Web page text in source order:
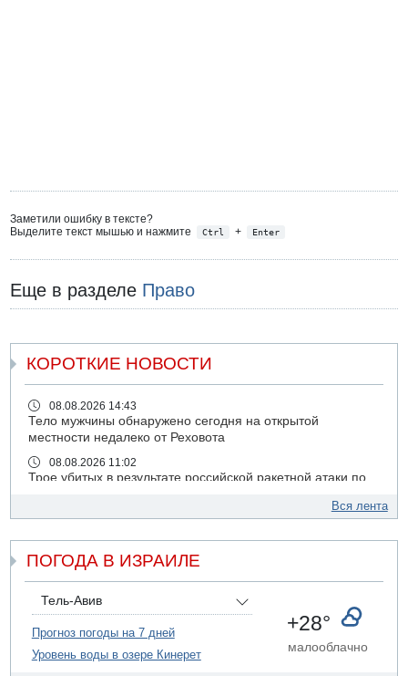
Заметили ошибку в тексте?
Выделите текст мышью и нажмите
Ctrl + Enter
Еще в разделе Право
КОРОТКИЕ НОВОСТИ
08.08.2026 14:43
Тело мужчины обнаружено сегодня на открытой
местности недалеко от Реховота
08.08.2026 11:02
Трое убитых в результате российской ракетной атаки по
07.08.2026 20:43
07.08.2026 20:41
Ynet: "Хизбалла" запустила БПЛА со взрывчаткой по
07.08.2026 19:16
ДТП в Ашдоде: тяжело ранены двое маленьких детей
07.08.2026 19:14
Вся лента
ПОГОДА В ИЗРАИЛЕ
Тель-Авив
Прогноз погоды на 7 дней
Уровень воды в озере Кинерет
+28°
малооблачно